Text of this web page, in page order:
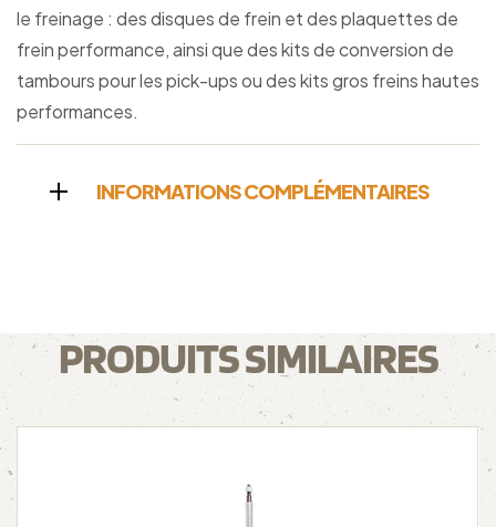
le freinage : des disques de frein et des plaquettes de
frein performance, ainsi que des kits de conversion de
tambours pour les pick-ups ou des kits gros freins hautes
performances.
INFORMATIONS COMPLÉMENTAIRES
PRODUITS SIMILAIRES